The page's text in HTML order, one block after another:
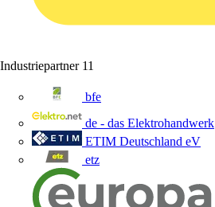
Industriepartner 11
bfe
de - das Elektrohandwerk
ETIM Deutschland eV
etz